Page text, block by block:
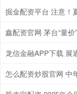
掘金配资平台 注意！